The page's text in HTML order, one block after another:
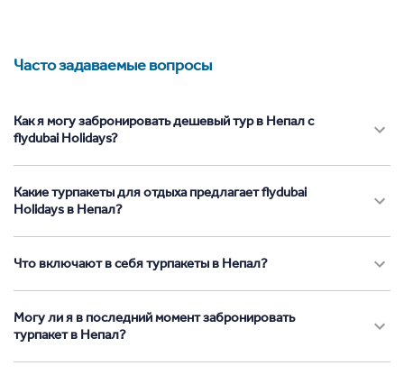
Часто задаваемые вопросы
Как я могу забронировать дешевый тур в Непал с
flydubai Holidays?
Какие турпакеты для отдыха предлагает flydubai
Holidays в Непал?
Что включают в себя турпакеты в Непал?
Могу ли я в последний момент забронировать
турпакет в Непал?